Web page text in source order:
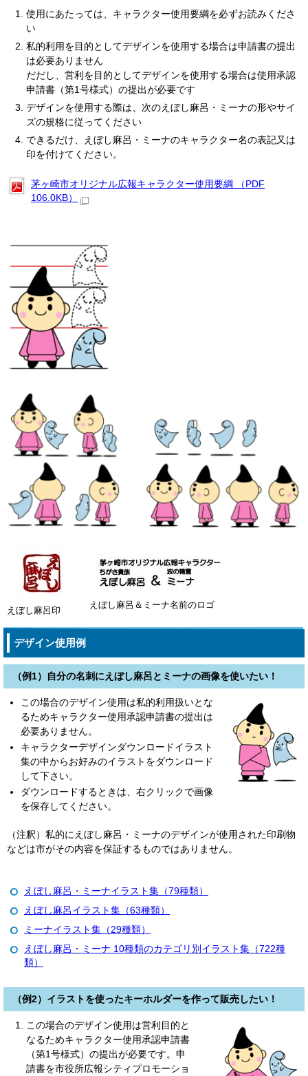
使用にあたっては、キャラクター使用要綱を必ずお読みくださ
い
私的利用を目的としてデザインを使用する場合は申請書の提出
は必要ありません
だだし、営利を目的としてデザインを使用する場合は使用承認
申請書（第1号様式）の提出が必要です
デザインを使用する際は、次のえぼし麻呂・ミーナの形やサイ
ズの規格に従ってください
できるだけ、えぼし麻呂・ミーナのキャラクター名の表記又は
印を付けてください。
茅ヶ崎市オリジナル広報キャラクター使用要綱 （PDF
106.0KB）
えぼし麻呂印
えぼし麻呂＆ミーナ名前のロゴ
デザイン使用例
（例1）自分の名刺にえぼし麻呂とミーナの画像を使いたい！
この場合のデザイン使用は私的利用扱いとな
るためキャラクター使用承認申請書の提出は
必要ありません。
キャラクターデザインダウンロードイラスト
集の中からお好みのイラストをダウンロード
して下さい。
ダウンロードするときは、右クリックで画像
を保存してください。
（注釈）私的にえぼし麻呂・ミーナのデザインが使用された印刷物
などは市がその内容を保証するものではありません。
えぼし麻呂・ミーナイラスト集（79種類）
えぼし麻呂イラスト集（63種類）
ミーナイラスト集（29種類）
えぼし麻呂・ミーナ 10種類のカテゴリ別イラスト集（722種
類）
（例2）イラストを使ったキーホルダーを作って販売したい！
この場合のデザイン使用は営利目的と
なるためキャラクター使用承認申請書
（第1号様式）の提出が必要です。申
請書を市役所広報シティプロモーショ